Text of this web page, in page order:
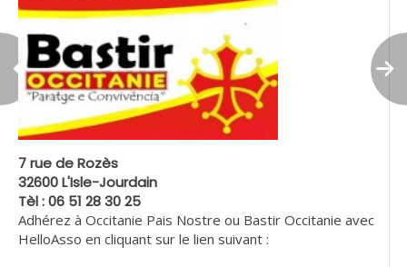
7 rue de Rozès
32600 L'Isle-Jourdain
Tèl : 06 51 28 30 25
Adhérez à Occitanie Pais Nostre ou Bastir Occitanie avec
HelloAsso en cliquant sur le lien suivant :